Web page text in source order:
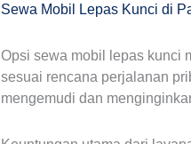
Sewa Mobil Lepas Kunci di
Opsi sewa mobil lepas kunci
sesuai rencana perjalanan
mengemudi dan